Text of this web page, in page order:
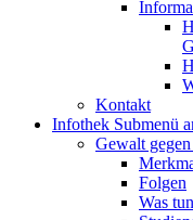
Kontakt
Infothek Submenü
Gewalt
Folgen
Was